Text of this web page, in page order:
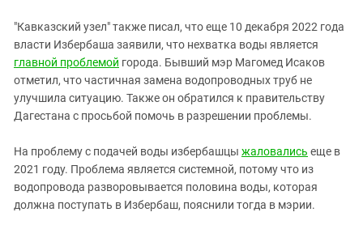
"Кавказский узел" также писал, что еще 10 декабря 2022 года
власти Избербаша заявили, что нехватка воды является
главной проблемой города. Бывший мэр Магомед Исаков
отметил, что частичная замена водопроводных труб не
улучшила ситуацию. Также он обратился к правительству
Дагестана с просьбой помочь в разрешении проблемы.
На проблему с подачей воды избербашцы жаловались еще в
2021 году. Проблема является системной, потому что из
водопровода разворовывается половина воды, которая
должна поступать в Избербаш, пояснили тогда в мэрии.